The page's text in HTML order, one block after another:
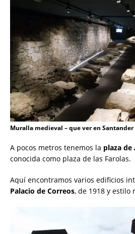
Muralla medieval – que ver en Santander
A pocos metros tenemos la plaza de
conocida como plaza de las Farolas.
Aquí encontramos varios edificios
Palacio de Correos, de 1918 y estilo